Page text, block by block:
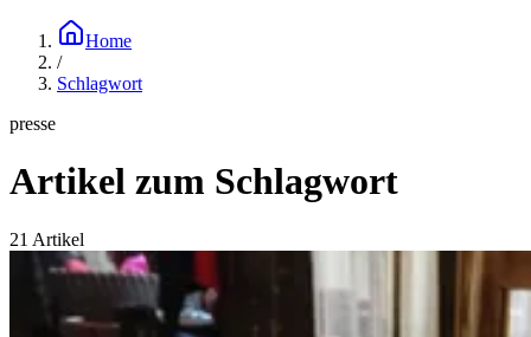
Home
/
Schlagwort
presse
Artikel zum Schlagwort
21 Artikel